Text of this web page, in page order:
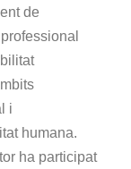
de
i
humana.
ha participat